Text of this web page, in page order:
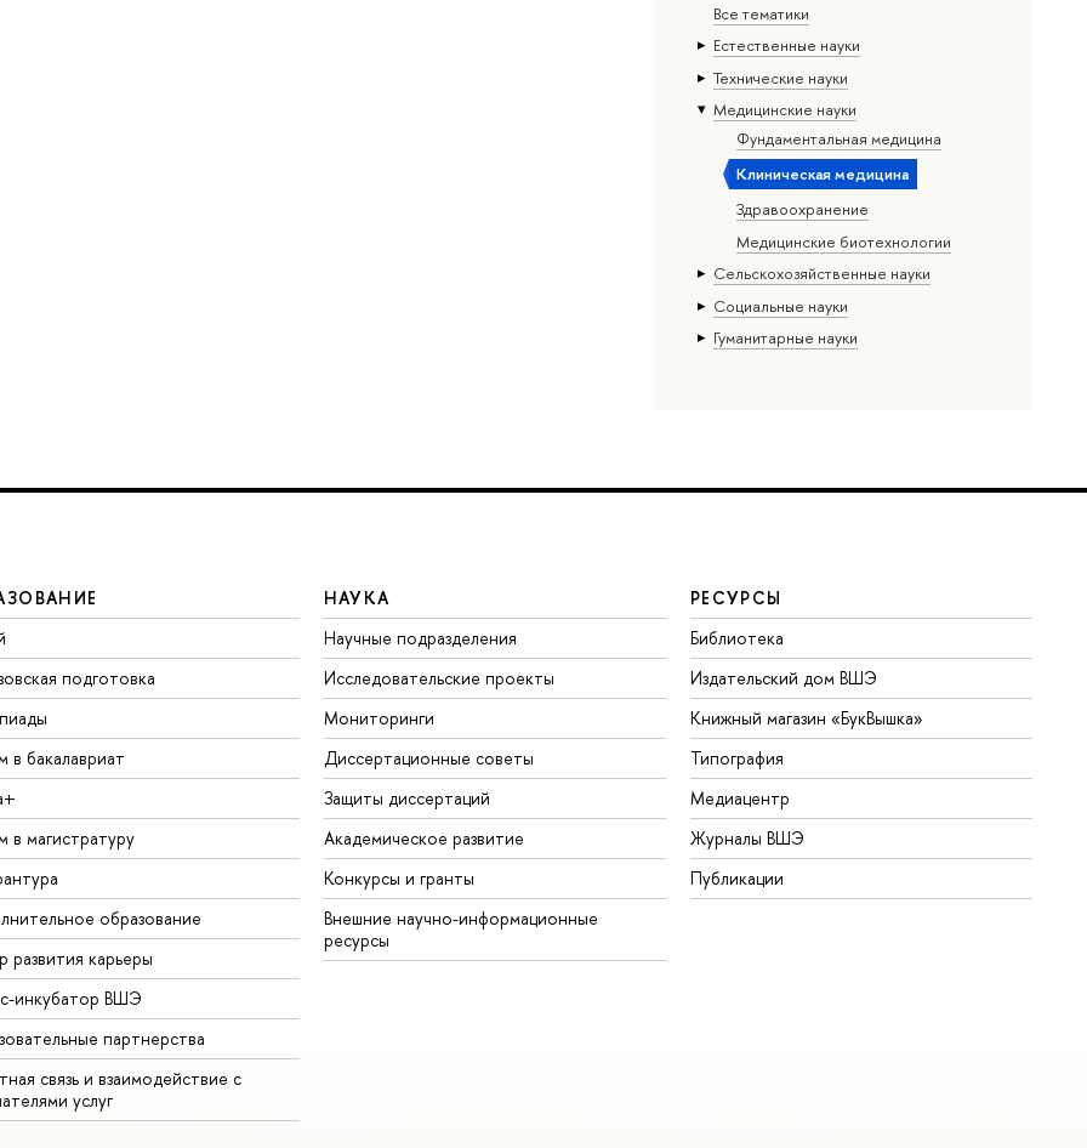
Все тематики
Естественные науки
Тех­ничес­кие науки
Медицинские науки
Фундаментальная медицина
Клиническая медицина
Здравоохранение
Медицинские биотехнологии
Сельскохозяйственные науки
Социальные науки
Гуманитарные науки
подготовка
в бакалавриат
в магистратуру
образование
развития карьеры
инкубатор ВШЭ
партнерства
связь и взаимодействие с
услуг
НАУКА
Научные подразделения
Исследовательские проекты
Мониторинги
Диссертационные советы
Защиты диссертаций
Академическое развитие
Конкурсы и гранты
Внешние научно-информационные
ресурсы
РЕСУРСЫ
Библиотека
Издательский дом ВШЭ
Книжный магазин «БукВышка»
Типография
Медиацентр
Журналы ВШЭ
Публикации